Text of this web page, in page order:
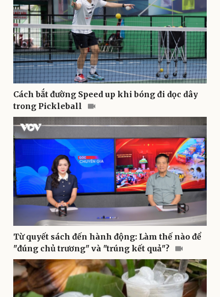
Pháp luật
Vụ án
Tin nóng
Tư vấn luật
Quân sự - Quốc phòng
Vũ khí
Việt Nam
Phân tích
Cách bắt đường Speed up khi bóng đi dọc dây
trong Pickleball
Từ quyết sách đến hành động: Làm thế nào để
"đúng chủ trương" và "trúng kết quả"?